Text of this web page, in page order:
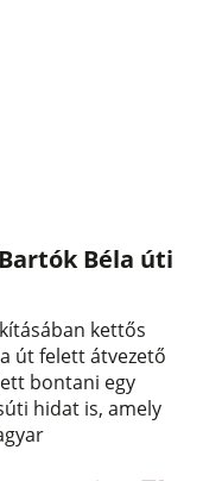
Béla úti
kettős
út felett átvezető
bontani egy
hidat is, amely